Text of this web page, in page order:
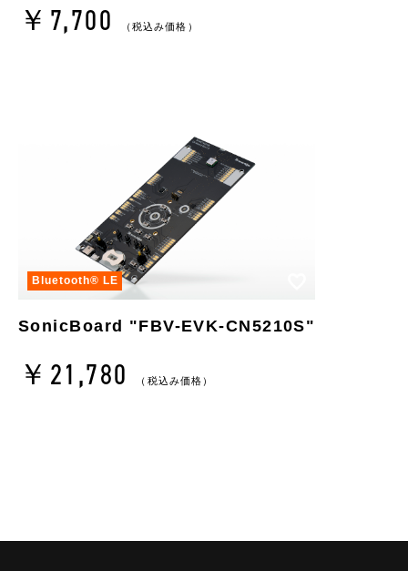
￥7,700 （税込み価格）
Bluetooth®︎ LE
SonicBoard "FBV-EVK-CN5210S"
￥21,780 （税込み価格）